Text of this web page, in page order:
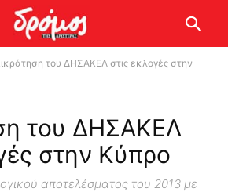
του ΔΗΣΑΚΕΛ στις εκλογές στην
του ΔΗΣΑΚΕΛ
στην Κύπρο
αποτελέσματος του 2013 με